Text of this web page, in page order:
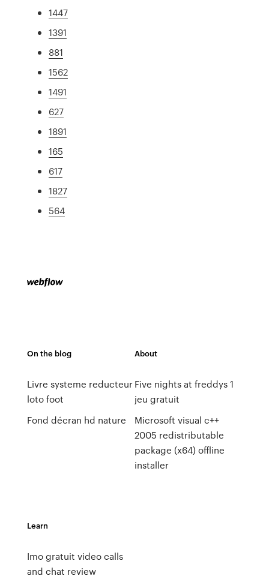
1447
1391
881
1562
1491
627
1891
165
617
1827
564
On the blog
Livre systeme reducteur
loto foot
Fond décran hd nature
About
Five nights at freddys 1
jeu gratuit
Microsoft visual c++
2005 redistributable
package (x64) offline
installer
Learn
Imo gratuit video calls
and chat review